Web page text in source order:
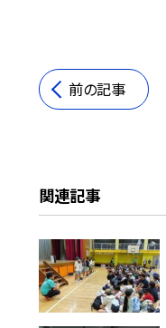
前の記事
関連記事